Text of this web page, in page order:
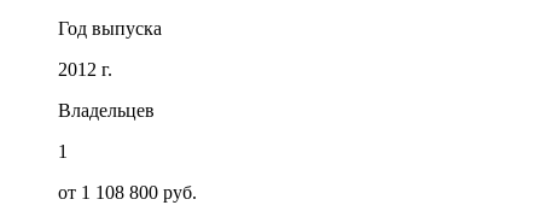
Год выпуска
2012 г.
Владельцев
1
от 1 108 800 руб.